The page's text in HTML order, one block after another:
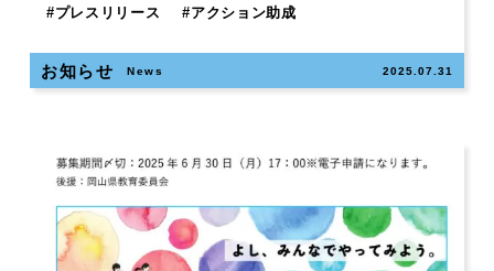
#プレスリリース #アクション助成
お知らせ News 2025.07.31